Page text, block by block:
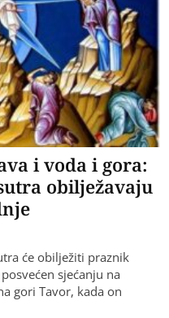
i voda i gora:
obilježavaju
će obilježiti praznik
sjećanju na
gori Tavor, kada on